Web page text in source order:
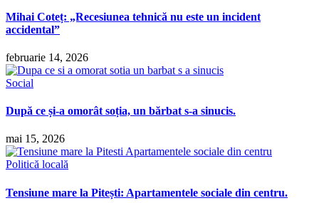
Mihai Coteț: „Recesiunea tehnică nu este un incident
accidental”
februarie 14, 2026
Social
După ce și-a omorât soția, un bărbat s-a sinucis.
mai 15, 2026
Politică locală
Tensiune mare la Pitești: Apartamentele sociale din centru.